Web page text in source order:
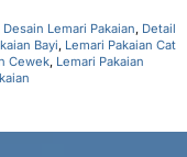
Desain Lemari Pakaian, Detail
Bayi, Lemari Pakaian Cat
Cewek, Lemari Pakaian